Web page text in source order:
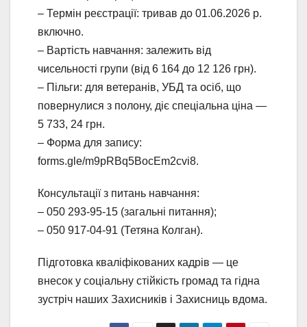
– Термін реєстрації: тривав до 01.06.2026 р.
включно.
– Вартість навчання: залежить від
чисельності групи (від 6 164 до 12 126 грн).
– Пільги: для ветеранів, УБД та осіб, що
повернулися з полону, діє спеціальна ціна —
5 733, 24 грн.
– Форма для запису:
forms.gle/m9pRBq5BocEm2cvi8.
Консультації з питань навчання:
– 050 293-95-15 (загальні питання);
– 050 917-04-91 (Тетяна Колган).
Підготовка кваліфікованих кадрів — це
внесок у соціальну стійкість громад та гідна
зустріч наших Захисників і Захисниць вдома.